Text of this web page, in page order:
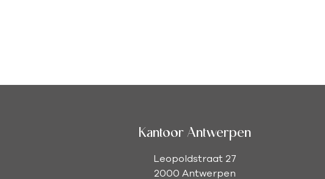
Kantoor Antwerpen
Leopoldstraat 27
2000 Antwerpen